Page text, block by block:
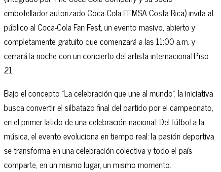
embotellador autorizado Coca-Cola FEMSA Costa Rica) invita al
público al Coca-Cola Fan Fest, un evento masivo, abierto y
completamente gratuito que comenzará a las 11:00 a.m. y
cerrará la noche con un concierto del artista internacional Piso
21.
Bajo el concepto “La celebración que une al mundo”, la iniciativa
busca convertir el silbatazo final del partido por el campeonato,
en el primer latido de una celebración nacional. Del fútbol a la
música, el evento evoluciona en tiempo real: la pasión deportiva
se transforma en una celebración colectiva y todo el país
comparte, en un mismo lugar, un mismo momento.